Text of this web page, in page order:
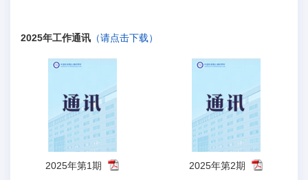
2025年工作通讯 （请点击下载）
2025年第1期 2025年第2期